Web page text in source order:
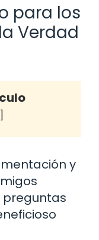
para los
Verdad
y
preguntas